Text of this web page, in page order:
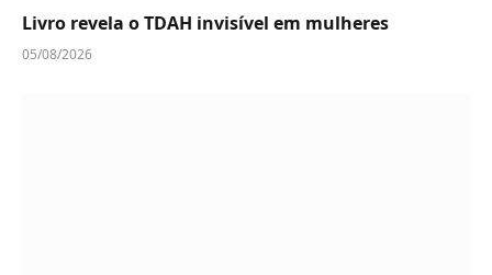
Livro revela o TDAH invisível em mulheres
05/08/2026